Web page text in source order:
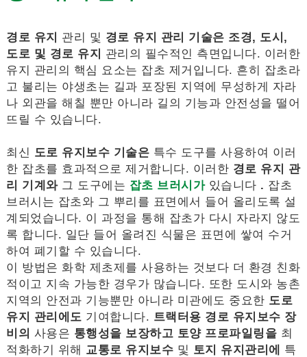
경로 유지 관리 및 경로 유지 관리 기술은 조경, 도시,
도로 및 경로 유지
관리의 필수적인 측면입니다. 이러한
유지 관리의 핵심 요소는 잡초 제거입니다. 흔히 잡초라
고 불리는 야생초는 길과 포장된 지역에 무성하게 자라
나 외관을 해칠 뿐만 아니라 길의 기능과 안전성을 떨어
뜨릴 수 있습니다.
최신 도로 유지보수 기술은 특수 도구를 사용하여 이러
한 잡초를 효과적으로 제거합니다. 이러한 경로 유지 관
리 기계와그 도구에는 잡초 브러시가있습니다 . 잡초
브러시는 잡초와 그 뿌리를 표면에서 들어 올리도록 설
계되었습니다. 이 과정을 통해 잡초가 다시 자라지 않도
록 합니다. 일단 들어 올려진 식물은 표면에 쌓여 수거
하여 폐기할 수 있습니다.
이 방법은 화학 제초제를 사용하는 것보다 더 환경 친화
적이고 지속 가능한 경우가 많습니다. 또한 도시와 농촌
지역의 안전과 기능뿐만 아니라 미관에도 중요한 도로
유지 관리에도 기여합니다. 트랙터용 경로 유지보수 장
비의 사용은 통행성을 보장하고 토양 프로파일링을 최
적화하기 위해 교통로 유지보수 및 토지 유지관리에
특